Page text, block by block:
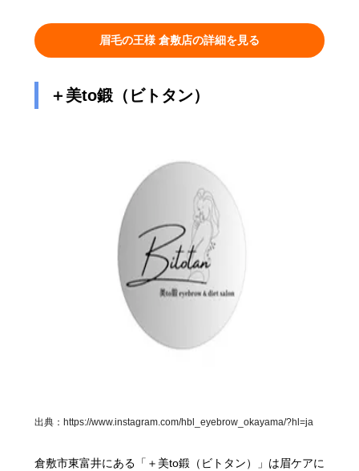
眉毛の王様 倉敷店の詳細を見る
＋美to鍛（ビトタン）
出典： https://www.instagram.com/hbl_eyebrow_okayama/?hl=ja
倉敷市東富井にある「＋美to鍛（ビトタン）」は眉ケアに